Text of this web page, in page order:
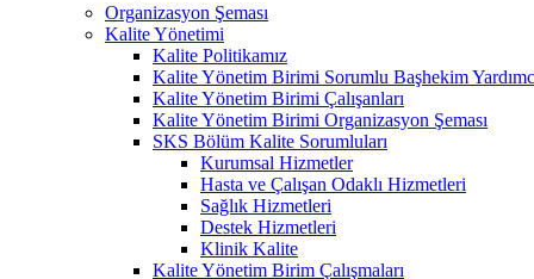
Organizasyon Şeması
Kalite Yönetimi
Kalite Politikamız
Kalite Yönetim Birimi Sorumlu Başhekim
Kalite Yönetim Birimi Çalışanları
Kalite Yönetim Birimi Organizasyon Şeması
SKS Bölüm Kalite Sorumluları
Kurumsal Hizmetler
Hasta ve Çalışan Odaklı Hizmetleri
Sağlık Hizmetleri
Destek Hizmetleri
Klinik Kalite
Kalite Yönetim Birim Çalışmaları